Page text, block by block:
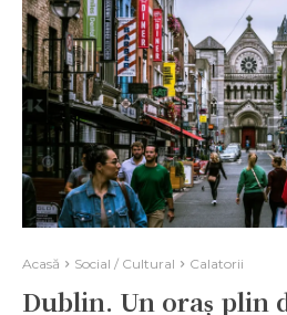
Acasă Social / Cultural Calatorii
Dublin. Un oraș plin